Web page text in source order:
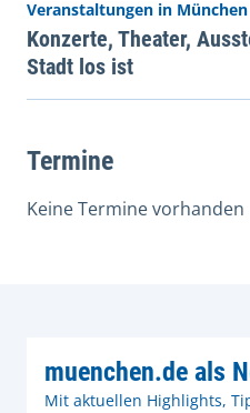
Veranstaltungen in München
Konzerte, Theater,
Stadt los ist
Termine
Keine Termine vorhanden
muenchen.de als
Mit aktuellen Highlights,